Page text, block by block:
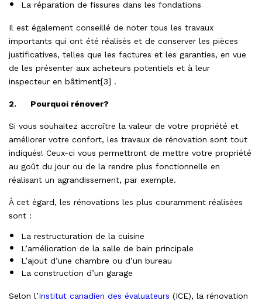
La réparation de fissures dans les fondations
Il est également conseillé de noter tous les travaux
importants qui ont été réalisés et de conserver les pièces
justificatives, telles que les factures et les garanties, en vue
de les présenter aux acheteurs potentiels et à leur
inspecteur en bâtiment[3] .
2. Pourquoi rénover?
Si vous souhaitez accroître la valeur de votre propriété et
améliorer votre confort, les travaux de rénovation sont tout
indiqués! Ceux-ci vous permettront de mettre votre propriété
au goût du jour ou de la rendre plus fonctionnelle en
réalisant un agrandissement, par exemple.
À cet égard, les rénovations les plus couramment réalisées
sont :
La restructuration de la cuisine
L’amélioration de la salle de bain principale
L’ajout d’une chambre ou d’un bureau
La construction d’un garage
Selon l’Institut canadien des évaluateurs (ICE), la rénovation